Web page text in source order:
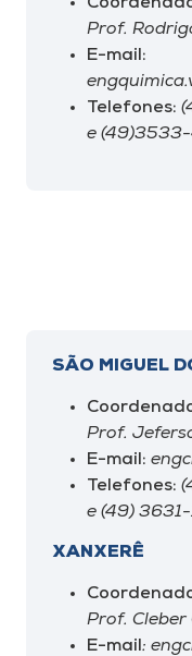
Prof.
E-mail:
Telefones:
e
SÃO MIGUEL
Prof.
E-mail:
Telefones:
e (49)
XANXERÊ
Prof. Cleber
E-mail :